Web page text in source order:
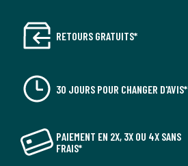
RETOURS GRATUITS*
30 JOURS POUR CHANGER D'AVIS*
PAIEMENT EN 2X, 3X OU 4X SANS
FRAIS*